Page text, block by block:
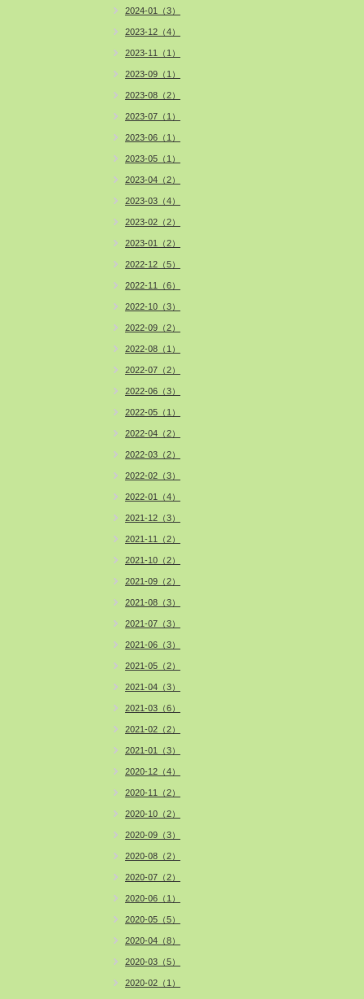
2024-01（3）
2023-12（4）
2023-11（1）
2023-09（1）
2023-08（2）
2023-07（1）
2023-06（1）
2023-05（1）
2023-04（2）
2023-03（4）
2023-02（2）
2023-01（2）
2022-12（5）
2022-11（6）
2022-10（3）
2022-09（2）
2022-08（1）
2022-07（2）
2022-06（3）
2022-05（1）
2022-04（2）
2022-03（2）
2022-02（3）
2022-01（4）
2021-12（3）
2021-11（2）
2021-10（2）
2021-09（2）
2021-08（3）
2021-07（3）
2021-06（3）
2021-05（2）
2021-04（3）
2021-03（6）
2021-02（2）
2021-01（3）
2020-12（4）
2020-11（2）
2020-10（2）
2020-09（3）
2020-08（2）
2020-07（2）
2020-06（1）
2020-05（5）
2020-04（8）
2020-03（5）
2020-02（1）